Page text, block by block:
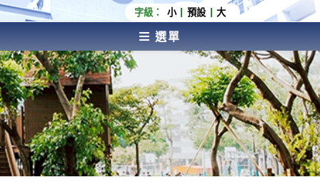
內
容
字級： 小 預設 大
選單
AFFILIATED SENIOR HIGH SCHOOL OF NATIONAL
KAOHSIUNG NORMAL UNIVERSITY